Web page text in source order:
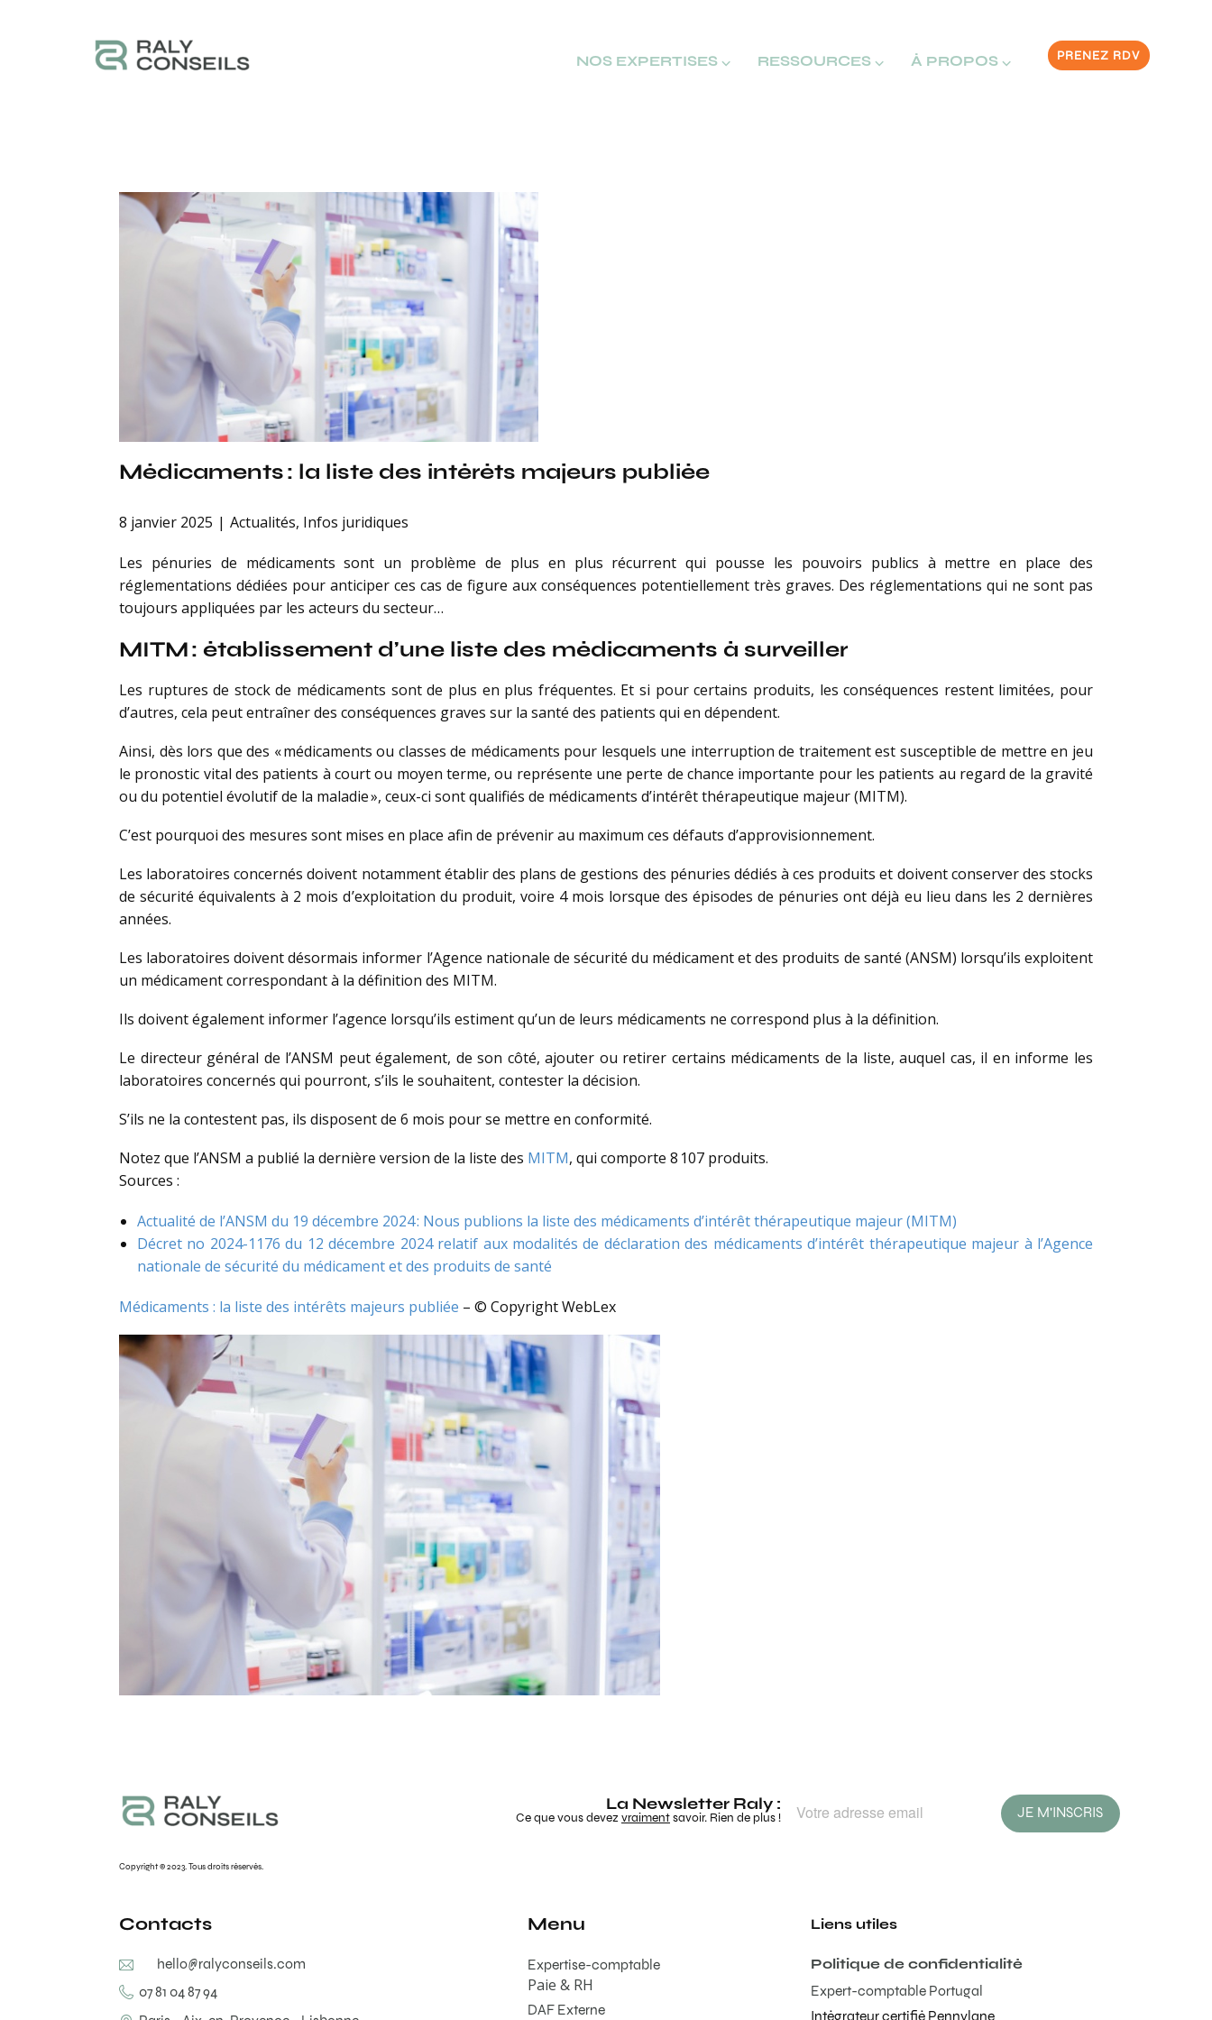
PRENEZ RDV
NOS EXPERTISES ⌵ RESSOURCES ⌵ À PROPOS ⌵
Médicaments : la liste des intérêts majeurs publiée
8 janvier 2025 Actualités, Infos juridiques
Les pénuries de médicaments sont un problème de plus en plus récurrent qui pousse les pouvoirs publics à mettre en place des
réglementations dédiées pour anticiper ces cas de figure aux conséquences potentiellement très graves. Des réglementations qui ne sont pas
toujours appliquées par les acteurs du secteur…
MITM : établissement d’une liste des médicaments à surveiller
Les ruptures de stock de médicaments sont de plus en plus fréquentes. Et si pour certains produits, les conséquences restent limitées, pour
d’autres, cela peut entraîner des conséquences graves sur la santé des patients qui en dépendent.
Ainsi, dès lors que des « médicaments ou classes de médicaments pour lesquels une interruption de traitement est susceptible de mettre en jeu
le pronostic vital des patients à court ou moyen terme, ou représente une perte de chance importante pour les patients au regard de la gravité
ou du potentiel évolutif de la maladie », ceux-ci sont qualifiés de médicaments d’intérêt thérapeutique majeur (MITM).
C’est pourquoi des mesures sont mises en place afin de prévenir au maximum ces défauts d’approvisionnement.
Les laboratoires concernés doivent notamment établir des plans de gestions des pénuries dédiés à ces produits et doivent conserver des stocks
de sécurité équivalents à 2 mois d’exploitation du produit, voire 4 mois lorsque des épisodes de pénuries ont déjà eu lieu dans les 2 dernières
années.
Les laboratoires doivent désormais informer l’Agence nationale de sécurité du médicament et des produits de santé (ANSM) lorsqu’ils exploitent
un médicament correspondant à la définition des MITM.
Ils doivent également informer l’agence lorsqu’ils estiment qu’un de leurs médicaments ne correspond plus à la définition.
Le directeur général de l’ANSM peut également, de son côté, ajouter ou retirer certains médicaments de la liste, auquel cas, il en informe les
laboratoires concernés qui pourront, s’ils le souhaitent, contester la décision.
S’ils ne la contestent pas, ils disposent de 6 mois pour se mettre en conformité.
Notez que l’ANSM a publié la dernière version de la liste des MITM, qui comporte 8 107 produits.
Sources :
Actualité de l’ANSM du 19 décembre 2024 : Nous publions la liste des médicaments d’intérêt thérapeutique majeur (MITM)
Décret no 2024-1176 du 12 décembre 2024 relatif aux modalités de déclaration des médicaments d’intérêt thérapeutique majeur à l’Agence
nationale de sécurité du médicament et des produits de santé
Médicaments : la liste des intérêts majeurs publiée – © Copyright WebLex
La Newsletter Raly :
Ce que vous devezvraimentsavoir. Rien de plus ! JE M'INSCRIS
Copyright © 2023. Tous droits réservés.
Contacts
hello@ralyconseils.com
07 81 04 87 94
Menu
Expertise-comptable
DAF Externe
Paie & RH
Liens utiles
Politique de confidentialité
Expert-comptable Portugal
Intégrateur certifié Pennylane